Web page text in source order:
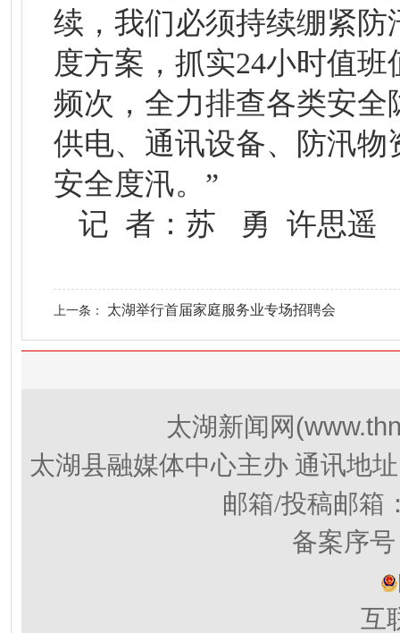
续，我们必须持续绷紧
度方案，抓实24小时值
频次，全力排查各类安
供电、通讯设备、防汛
安全度汛。”
记 者：苏 勇 许思遥
上一条： 太湖举行首届家庭服务业专场招聘会
太湖新闻网
太湖县融媒体中心主办 通讯地
邮箱/投稿邮箱
备案序
互